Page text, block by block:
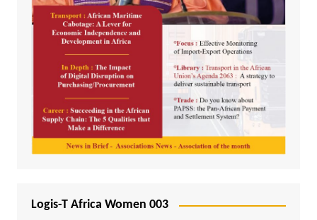
Logis-T Africa Women 003